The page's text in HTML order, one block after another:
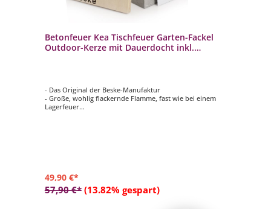
Betonfeuer Kea Tischfeuer Garten-Fackel
Outdoor-Kerze mit Dauerdocht inkl.
- Das Original der Beske-Manufaktur
- Große, wohlig flackernde Flamme, fast wie bei einem
Lagerfeuer
49,90 €*
57,90 €* (13.82% gespart)